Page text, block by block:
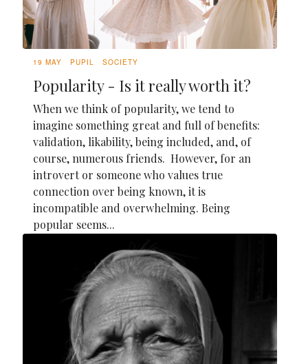
19 MAY PUPIL SOCIETY
Popularity - Is it really worth it?
When we think of popularity, we tend to
imagine something great and full of benefits:
validation, likability, being included, and, of
course, numerous friends. However, for an
introvert or someone who values true
connection over being known, it is
incompatible and overwhelming. Being
popular seems...